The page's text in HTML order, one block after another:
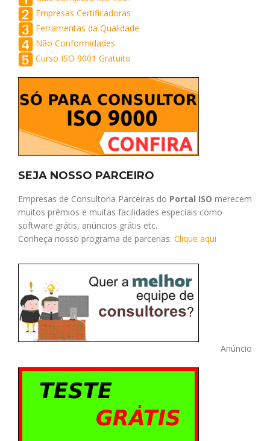
Empresas Certificadoras
Ferramentas da Qualidade
Não Conformidades
Curso ISO 9001 Gratuito
SEJA NOSSO PARCEIRO
Empresas de Consultoria Parceiras do Portal ISO merecem
muitos prêmios e muitas facilidades especiais como
software grátis, anúncios grátis etc.
Conheça nosso programa de parcerias. Clique aqui
Anúncio